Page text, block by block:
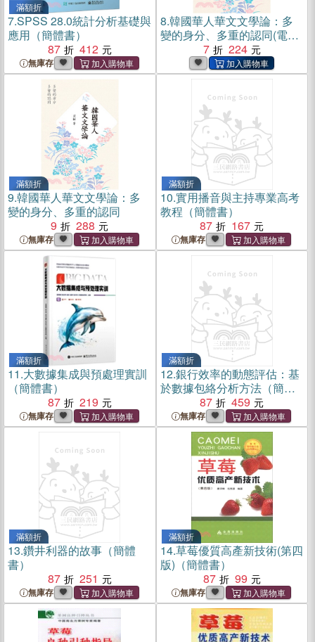
滿額折
7.SPSS 28.0統計分析基礎與
應用（簡體書）
87
412
無庫存
8.韓國華人華文文學論：多
變的身分、多重的認同(電子
7 224
滿額折
9.韓國華人華文文學論：多
變的身分、多重的認同
9
288
無庫存
滿額折
10.實用播音與主持專業高考
教程（簡體書）
87
167
無庫存
滿額折
11.大數據集成與預處理實訓
（簡體書）
87
219
無庫存
滿額折
12.銀行效率的動態評估：基
於數據包絡分析方法（簡體
87 459
無庫存
滿額折
13.鑽井利器的故事（簡體
書）
87
251
無庫存
滿額折
14.草莓優質高產新技術(第四
版)（簡體書）
87
99
無庫存